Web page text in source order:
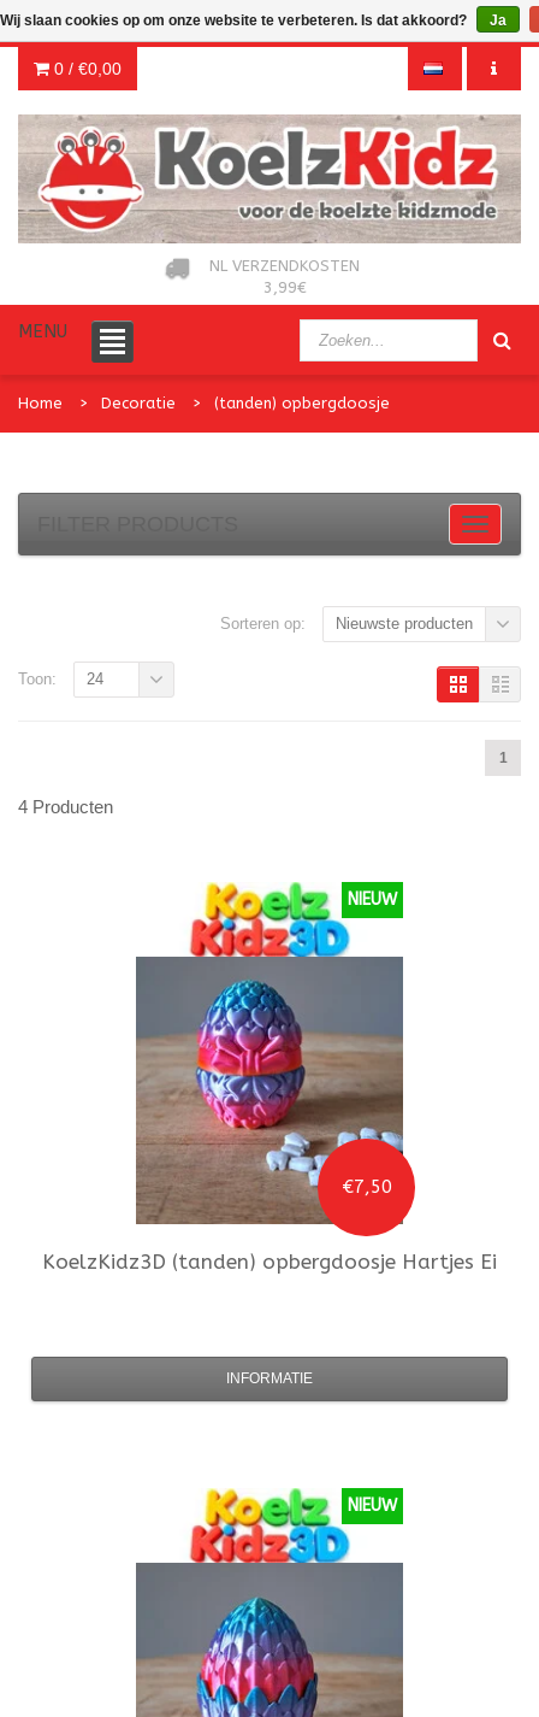
0 / €0,00
NL VERZENDKOSTEN
3,99€
MENU
Home Decoratie (tanden) opbergdoosje
Sorteren op: Nieuwste producten
1
Toon: 24
4 Producten
€7,50
NIEUW
KoelzKidz3D (tanden) opbergdoosje Hartjes Ei
INFORMATIE
NIEUW
Wij slaan cookies op om onze website te verbeteren. Is dat akkoord? Ja